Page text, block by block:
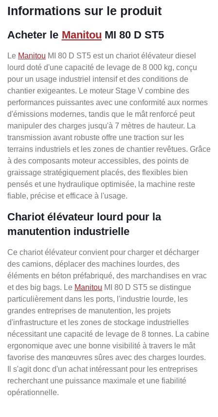
Informations sur le produit
Acheter le Manitou MI 80 D ST5
Le Manitou MI 80 D ST5 est un chariot élévateur diesel
lourd doté d'une capacité de levage de 8 000 kg, conçu
pour un usage industriel intensif et des conditions de
chantier exigeantes. Le moteur Stage V combine des
performances puissantes avec une conformité aux normes
d'émissions modernes, tandis que le mât renforcé peut
manipuler des charges jusqu'à 7 mètres de hauteur. La
transmission avant robuste offre une traction sur les
terrains industriels et les zones de chantier revêtues. Grâce
à des composants moteur accessibles, des points de
graissage stratégiquement placés, des flexibles bien
pensés et une hydraulique optimisée, la machine reste
fiable, précise et efficace à l'usage.
Chariot élévateur lourd pour la
manutention industrielle
Ce chariot élévateur convient pour charger et décharger
des camions, déplacer des machines lourdes, des
éléments en béton préfabriqué, des marchandises en vrac
et des big bags. Le Manitou MI 80 D ST5 se distingue
particulièrement dans les ports, l'industrie lourde, les
grandes entreprises de manutention, les projets
d'infrastructure et les zones de stockage industrielles
nécessitant une capacité de levage de 8 tonnes. La cabine
ergonomique avec une bonne visibilité à travers le mât
favorise des manœuvres sûres avec des charges lourdes.
Il s'agit donc d'un achat intéressant pour les entreprises
recherchant une puissance maximale et une fiabilité
opérationnelle.